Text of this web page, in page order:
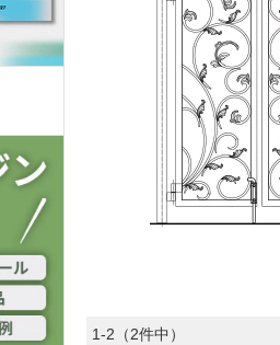
1-2（2件中）